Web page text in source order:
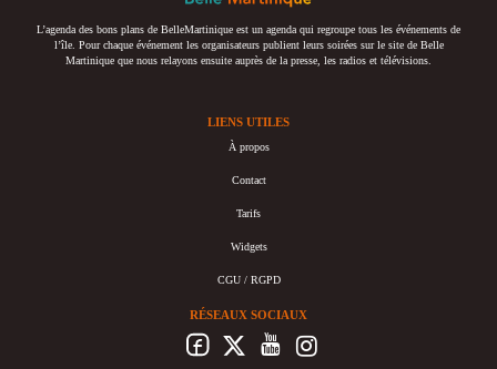
L’agenda des bons plans de BelleMartinique est un agenda qui regroupe tous les événements de
l’île. Pour chaque événement les organisateurs publient leurs soirées sur le site de Belle
Martinique que nous relayons ensuite auprès de la presse, les radios et télévisions.
LIENS UTILES
À propos
Contact
Tarifs
Widgets
CGU / RGPD
RÉSEAUX SOCIAUX